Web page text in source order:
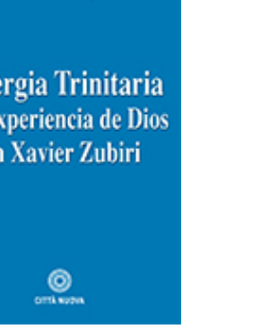
AGGIUNGI AL CARRELLO